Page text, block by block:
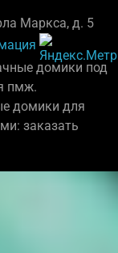
Маркса, д. 5
домики под
пмж.
домики для
заказать